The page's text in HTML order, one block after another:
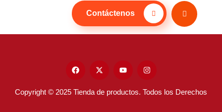
Contáctenos
Copyright © 2025 Tienda de productos. Todos los Derechos